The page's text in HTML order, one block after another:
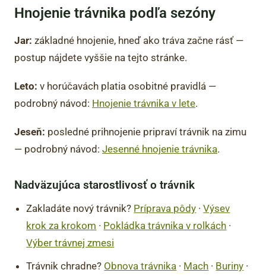
Hnojenie trávnika podľa sezóny
Jar: základné hnojenie, hneď ako tráva začne rásť —
postup nájdete vyššie na tejto stránke.
Leto: v horúčavách platia osobitné pravidlá —
podrobný návod: Hnojenie trávnika v lete.
Jeseň: posledné prihnojenie pripraví trávnik na zimu
— podrobný návod: Jesenné hnojenie trávnika.
Nadväzujúca starostlivosť o trávnik
Zakladáte nový trávnik? Príprava pôdy ·Výsev
krok za krokom · Pokládka trávnika v rolkách ·
Výber trávnej zmesi
Trávnik chradne? Obnova trávnika · Mach · Buriny ·